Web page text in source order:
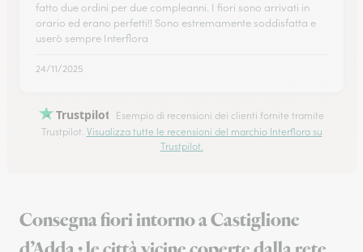
fatto due ordini per due compleanni. I fiori sono arrivati in
orario ed erano perfetti!! Sono estremamente soddisfatta e
userò sempre Interflora
24/11/2025
Trustpilot
Esempio di recensioni dei clienti fornite tramite
Trustpilot. Visualizza tutte le recensioni del marchio Interflora su
Trustpilot.
Consegna fiori intorno a Castiglione